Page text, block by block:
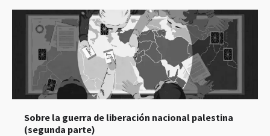
Sobre la guerra de liberación nacional palestina
(segunda parte)